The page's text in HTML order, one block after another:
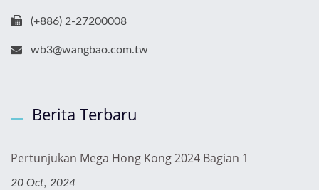
(+886) 2-27200008
wb3@wangbao.com.tw
Berita Terbaru
Pertunjukan Mega Hong Kong 2024 Bagian 1
20 Oct, 2024